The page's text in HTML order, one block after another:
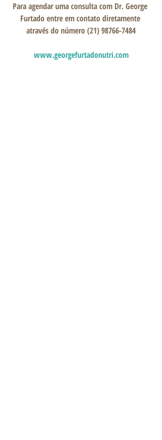
Para agendar uma consulta com Dr. George
Furtado entre em contato diretamente
através do número (21) 98766-7484
www.georgefurtadonutri.com